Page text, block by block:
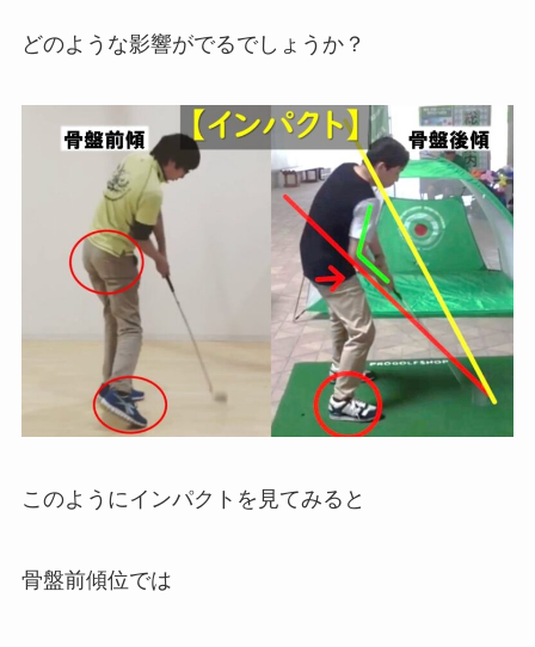
どのような影響がでるでしょうか？
このようにインパクトを見てみると
骨盤前傾位では